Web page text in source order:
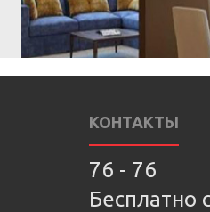
КОНТАКТЫ
76 - 76
Бесплатно